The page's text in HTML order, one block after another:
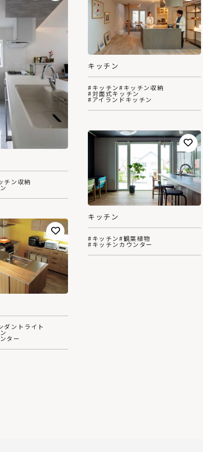
チン収納
キッチン
#キッチン#キッチン収納
#対面式キッチン
#アイランドキッチン
キッチン
#キッチン#観葉植物
#キッチンカウンター
ダントライト
ター